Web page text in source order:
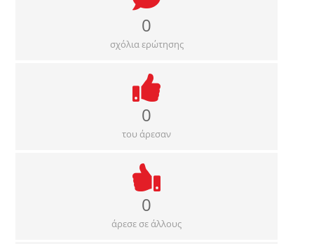
0
σχόλια ερώτησης
0
του άρεσαν
0
άρεσε σε άλλους